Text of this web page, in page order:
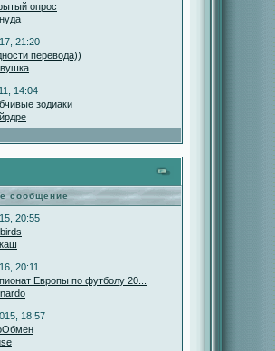
опрос
21:20
перевода))
14:04
зодиаки
сообщение
20:55
20:11
Европы по футболу 20...
18:57